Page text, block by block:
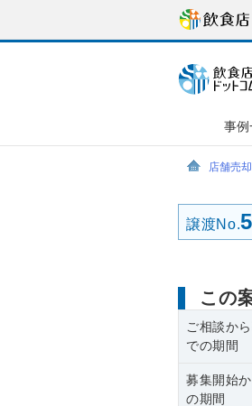
事例
店舗売
譲渡No.
この
ご相談か
での期間
募集開始
の期間